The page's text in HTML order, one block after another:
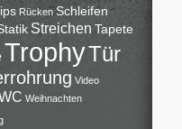
Rücken Schleifen
Streichen Tapete
TrophyTür
Video
Weihnachten